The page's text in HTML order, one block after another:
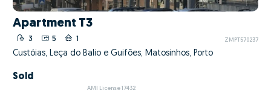
Apartment T3
3 5 ZMPT570237
Custóias, Leça do Balio e Guifões, Matosinhos, Porto
Sold
AMI License 17432